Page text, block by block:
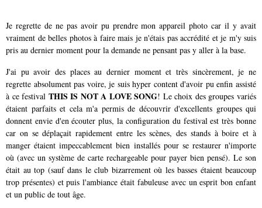
Je regrette de ne pas avoir pu prendre mon appareil photo car il y avait
vraiment de belles photos à faire mais je n'étais pas accrédité et je m'y suis
pris au dernier moment pour la demande ne pensant pas y aller à la base.
J'ai pu avoir des places au dernier moment et très sincèrement, je ne
regrette absolument pas voire, je suis hyper content d'avoir pu enfin assisté
à ce festival THIS IS NOT A LOVE SONG! Le choix des groupes variés
étaient parfaits et cela m'a permis de découvrir d'excellents groupes qui
donnent envie d'en écouter plus, la configuration du festival est très bonne
car on se déplaçait rapidement entre les scènes, des stands à boire et à
manger étaient impeccablement bien installés pour se restaurer n'importe
où (avec un système de carte rechargeable pour payer bien pensé). Le son
était au top (sauf dans le club bizarrement où les basses étaient beaucoup
trop présentes) et puis l'ambiance était fabuleuse avec un esprit bon enfant
et un public de tout âge.